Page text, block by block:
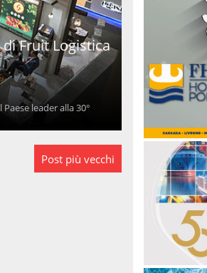
Fruit Logistica
leader alla 30°
Post più vecchi